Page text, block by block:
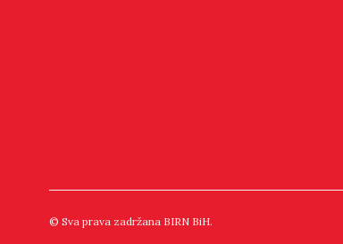
© Sva prava zadržana BIRN BiH.